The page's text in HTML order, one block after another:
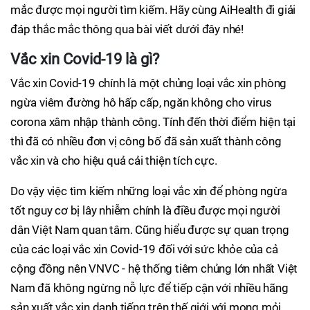
mắc được mọi người tìm kiếm. Hãy cùng AiHealth đi giải
đáp thắc mắc thông qua bài viết dưới đây nhé!
Vắc xin Covid-19 là gì?
Vắc xin Covid-19 chính là một chủng loại vắc xin phòng
ngừa viêm đường hô hấp cấp, ngăn không cho virus
corona xâm nhập thành công. Tính đến thời điểm hiện tại
thì đã có nhiều đơn vị công bố đã sản xuất thành công
vắc xin và cho hiệu quả cải thiện tích cực.
Do vậy việc tìm kiếm những loại vắc xin để phòng ngừa
tốt nguy cơ bị lây nhiễm chính là điều được mọi người
dân Việt Nam quan tâm. Cũng hiểu được sự quan trọng
của các loại vắc xin Covid-19 đối với sức khỏe của cả
cộng đồng nên VNVC - hệ thống tiêm chủng lớn nhất Việt
Nam đã không ngừng nỗ lực để tiếp cận với nhiều hãng
sản xuất vắc xin danh tiếng trên thế giới với mong mỏi